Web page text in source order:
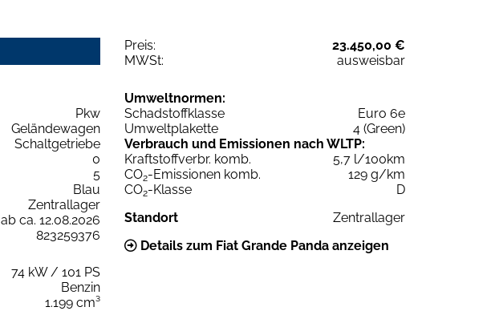
Preis:
23.450,00 €
MWSt:
ausweisbar
Pkw
Geländewagen
Schaltgetriebe
0
5
Blau
Zentrallager
ab ca. 12.08.2026
823259376
74 kW / 101 PS
Benzin
1.199 cm³
Umweltnormen:
Schadstoffklasse
Euro 6e
Umweltplakette
4 (Green)
Verbrauch und Emissionen nach WLTP:
Kraftstoffverbr. komb.
5,7 l/100km
CO2-Emissionen komb.
129 g/km
CO2-Klasse
D
Standort
Zentrallager
Details zum Fiat Grande Panda anzeigen